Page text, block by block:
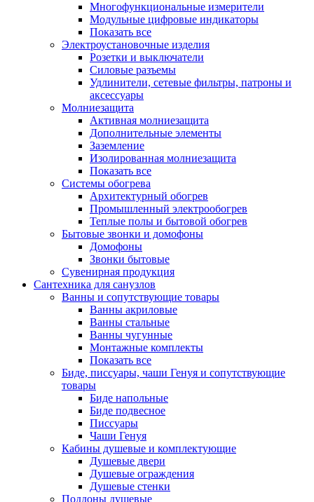
Многофункциональные измерители
Модульные цифровые индикаторы
Показать все
Электроустановочные изделия
Розетки и выключатели
Силовые разъемы
Удлинители, сетевые фильтры, патроны и
аксессуары
Молниезащита
Активная молниезащита
Дополнительные элементы
Заземление
Изолированная молниезащита
Показать все
Системы обогрева
Архитектурный обогрев
Промышленный электрообогрев
Теплые полы и бытовой обогрев
Бытовые звонки и домофоны
Домофоны
Звонки бытовые
Сувенирная продукция
Сантехника для санузлов
Ванны и сопутствующие товары
Ванны акриловые
Ванны стальные
Ванны чугунные
Монтажные комплекты
Показать все
Биде, писсуары, чаши Генуя и сопутствующие
товары
Биде напольные
Биде подвесное
Писсуары
Чаши Генуя
Кабины душевые и комплектующие
Душевые двери
Душевые ограждения
Душевые стенки
Поддоны душевые